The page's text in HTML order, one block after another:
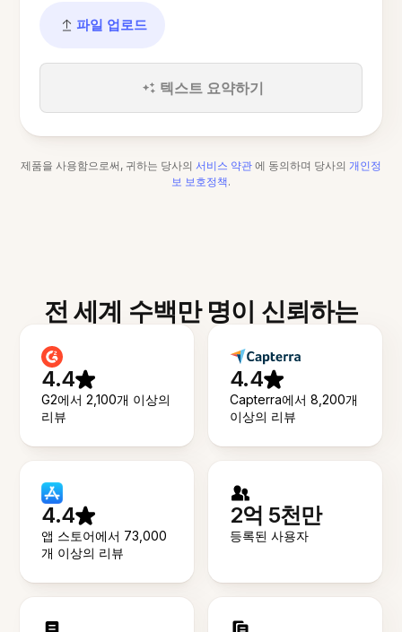
파일 업로드
텍스트 요약하기
제품을 사용함으로써, 귀하는 당사의 서비스 약관 에 동의하며 당사의 개인정
보 보호정책.
전 세계 수백만 명이 신뢰하는
4.4
G2에서 2,100개 이상의
리뷰
4.4
Capterra에서 8,200개
이상의 리뷰
4.4
앱 스토어에서 73,000
개 이상의 리뷰
2억 5천만
등록된 사용자